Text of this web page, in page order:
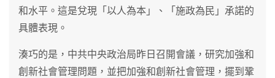
和水平。這是兌現「以人為本」、「施政為民」承諾的
具體表現。
湊巧的是，中共中央政治局昨日召開會議，研究加強和
創新社會管理問題，並把加強和創新社會管理，擺到鞏